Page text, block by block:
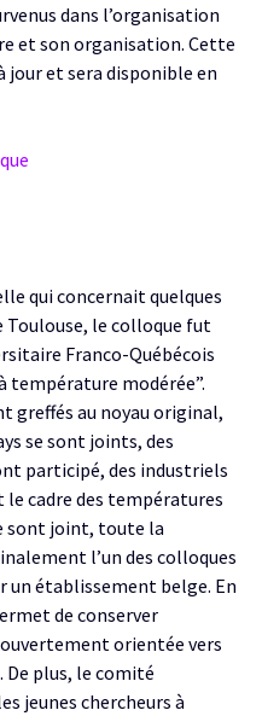
dans l’organisation
et son organisation. Cette
et sera disponible en
qui concernait quelques
Toulouse, le colloque fut
Franco-Québécois
température modérée”.
greffés au noyau original,
se sont joints, des
participé, des industriels
le cadre des températures
sont joint, toute la
l’un des colloques
établissement belge. En
de conserver
orientée vers
plus, le comité
jeunes chercheurs à